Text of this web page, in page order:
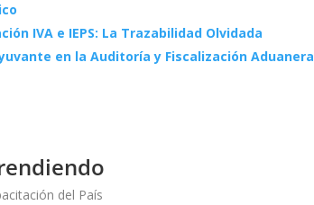
IVA e IEPS: La Trazabilidad Olvidada
en la Auditoría y Fiscalización Aduanera
del País